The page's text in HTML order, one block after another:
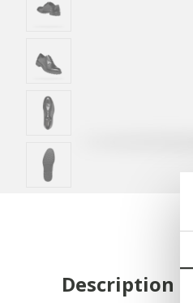
Description